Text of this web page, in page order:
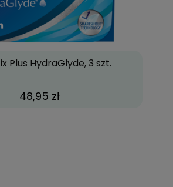
Plus HydraGlyde, 3 szt.
48,95 zł